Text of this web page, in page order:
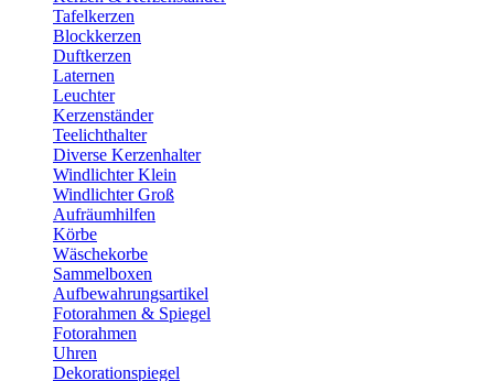
Tafelkerzen
Blockkerzen
Duftkerzen
Laternen
Leuchter
Kerzenständer
Teelichthalter
Diverse Kerzenhalter
Windlichter Klein
Windlichter Groß
Aufräumhilfen
Körbe
Wäschekorbe
Sammelboxen
Aufbewahrungsartikel
Fotorahmen & Spiegel
Fotorahmen
Uhren
Dekorationspiegel